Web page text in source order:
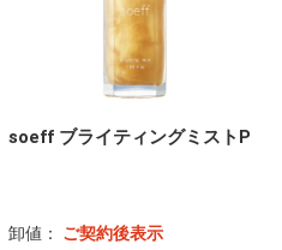
soeff ブライティングミストP
卸値： ご契約後表示